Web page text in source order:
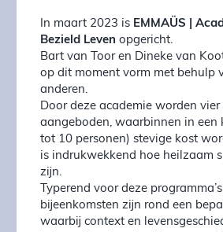
In maart 2023 is EMMAÜS |
Bezield Leven opgericht.
Bart van Toor en Dineke van
op dit moment vorm met behulp
anderen.
Door deze academie worden vier
aangeboden, waarbinnen in een
tot 10 personen) stevige kost
is indrukwekkend hoe heilzaam
zijn.
Typerend voor deze
bijeenkomsten zijn rond een
waarbij context en